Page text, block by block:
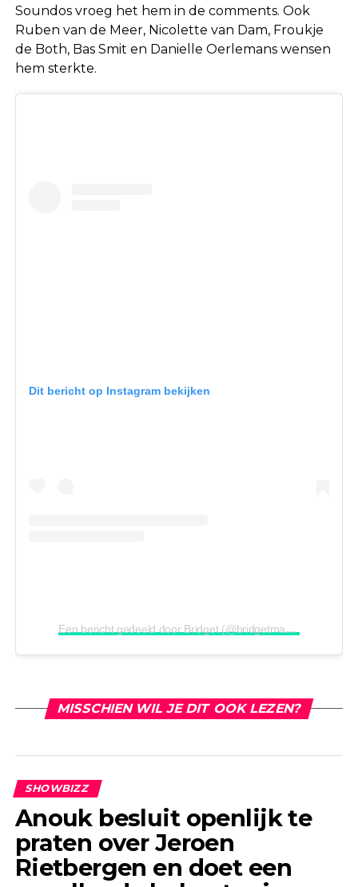
Soundos vroeg het hem in de comments. Ook
Ruben van de Meer, Nicolette van Dam, Froukje
de Both, Bas Smit en Danielle Oerlemans wensen
hem sterkte.
Dit bericht op Instagram bekijken
Een bericht gedeeld door Bridget (@bridgetmaasland)
MISSCHIEN WIL JE DIT OOK LEZEN?
SHOWBIZZ
Anouk besluit openlijk te
praten over Jeroen
Rietbergen en doet een